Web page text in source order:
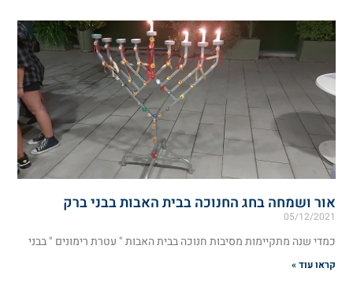
אור ושמחה בחג החנוכה בבית האבות בבני ברק
05/12/2021
כמדי שנה מתקיימות מסיבות חנוכה בבית האבות " עטרת רימונים " בבני
קראו עוד »